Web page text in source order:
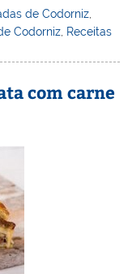
t
ar
e
de Codorniz,
Codorniz Receitas
com carne